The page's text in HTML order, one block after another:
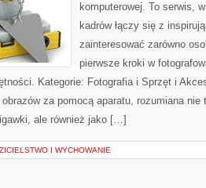
komputerowej. To serwis,
kadrów łączy się z
zainteresować zarówno
pierwsze kroki w
Kategorie: Fotografia i Sprzęt i
za pomocą aparatu, rozumiana
ale również jako […]
I WYCHOWANIE